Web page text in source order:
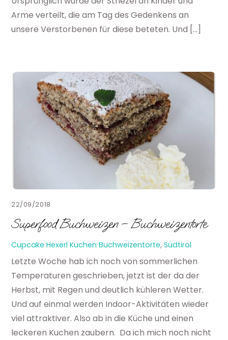
Arme verteilt, die am Tag des Gedenkens an
unsere Verstorbenen für diese beteten. Und […]
22/09/2018
Superfood Buchweizen – Buchweizentorte
Cupcake Hexerl Kuchen Buchweizentorte,Südtirol
Letzte Woche hab ich noch von sommerlichen
Temperaturen geschrieben, jetzt ist der da der
Herbst, mit Regen und deutlich kühleren Wetter.
Und auf einmal werden Indoor-Aktivitäten wieder
viel attraktiver. Also ab in die Küche und einen
leckeren Kuchen zaubern. Da ich mich noch nicht